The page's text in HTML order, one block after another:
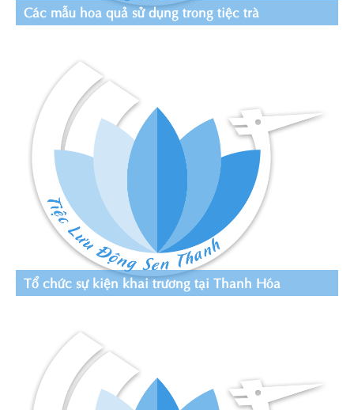
Các mẫu hoa quả sử dụng trong tiệc trà
Tổ chức sự kiện khai trương tại Thanh Hóa